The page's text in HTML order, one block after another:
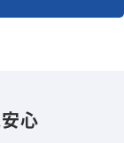
心